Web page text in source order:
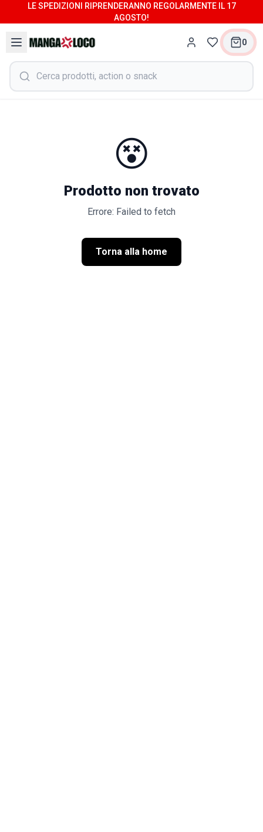
LE SPEDIZIONI RIPRENDERANNO REGOLARMENTE IL 17
AGOSTO!
0
😵
Prodotto non trovato
Errore: Failed to fetch
Torna alla home